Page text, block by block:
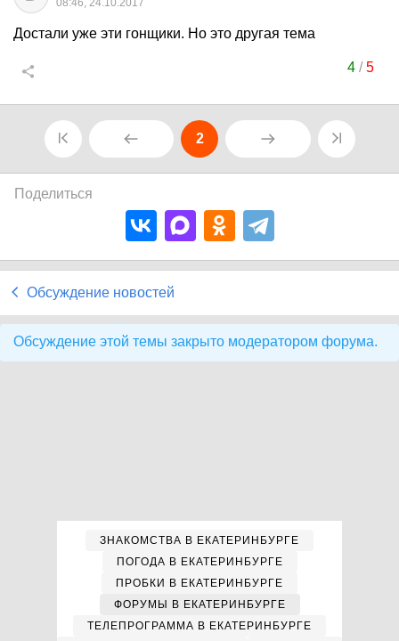
08:46, 24.10.2017
Достали уже эти гонщики. Но это другая тема
4/5
2
Поделиться
Обсуждение новостей
Обсуждение этой темы закрыто модератором форума.
ЗНАКОМСТВА В ЕКАТЕРИНБУРГЕ
ПОГОДА В ЕКАТЕРИНБУРГЕ
ПРОБКИ В ЕКАТЕРИНБУРГЕ
ФОРУМЫ В ЕКАТЕРИНБУРГЕ
ТЕЛЕПРОГРАММА В ЕКАТЕРИНБУРГЕ